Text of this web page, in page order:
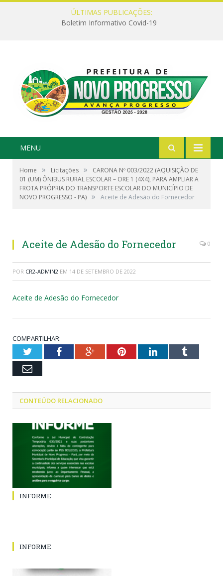
ÚLTIMAS PUBLICAÇÕES:
Boletim Informativo Covid-19
MENU
Home » Licitações »
CARONA Nº 003/2022 (AQUISIÇÃO DE
01 (UM) ÔNIBUS RURAL ESCOLAR – ORE 1 (4X4), PARA AMPLIAR A
FROTA PRÓPRIA DO TRANSPORTE ESCOLAR DO MUNICÍPIO DE
NOVO PROGRESSO - PA) » Aceite de Adesão do Fornecedor
Aceite de Adesão do Fornecedor 0
POR CR2-ADMIN2 EM 14 DE SETEMBRO DE 2022
Aceite de Adesão do Fornecedor
COMPARTILHAR:
TwitterFacebookGoogle+PinterestLinkedInTumblr
Email
CONTEÚDO RELACIONADO
INFORME
INFORME